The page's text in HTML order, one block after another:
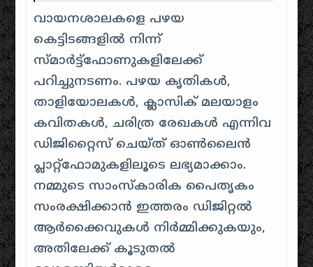
വായനശാലകളെ പഴയ
കെട്ടിടങ്ങളിൽ നിന്ന്
സ്മാർട്ട്ഫോണുകളിലേക്ക്
പറിച്ചുനടണം. പഴയ കൃതികൾ,
താളിയോലകൾ, ക്ലാസിക് മലയാളം
കവിതകൾ, ചരിത്ര രേഖകൾ എന്നിവ
ഡിജിറ്റൈസ് ചെയ്ത് ഓൺലൈൻ
പ്ലാറ്റ്‌ഫോമുകളിലൂടെ ലഭ്യമാക്കാം.
നമ്മുടെ സാംസ്കാരിക പൈതൃകം
സംരക്ഷിക്കാൻ ഇത്തരം ഡിജിറ്റൽ
ആർക്കൈവുകൾ നിർമ്മിക്കുകയും,
അതിലേക്ക് കൂടുതൽ